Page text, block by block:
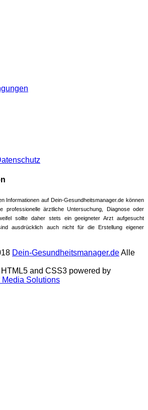
Informationen auf Dein-Gesundheitsmanager.de können
professionelle ärztliche Untersuchung, Diagnose oder
sollte daher stets ein geeigneter Arzt aufgesucht
ausdrücklich auch nicht für die Erstellung eigener
Dein-Gesundheitsmanager.deAlle
and CSS3 powered by
Solutions